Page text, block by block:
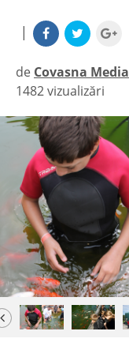
|
de Covasna Media
|
1482 vizualizări
Previous